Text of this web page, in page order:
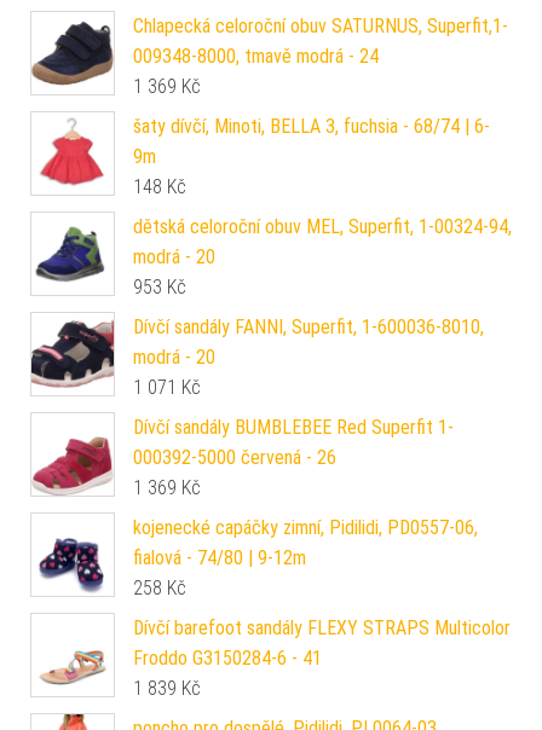
Chlapecká celoroční obuv SATURNUS, Superfit,1-
009348-8000, tmavě modrá - 24
1 369 Kč
šaty dívčí, Minoti, BELLA 3, fuchsia - 68/74 | 6-
9m
148 Kč
dětská celoroční obuv MEL, Superfit, 1-00324-94,
modrá - 20
953 Kč
Dívčí sandály FANNI, Superfit, 1-600036-8010,
modrá - 20
1 071 Kč
Dívčí sandály BUMBLEBEE Red Superfit 1-
000392-5000 červená - 26
1 369 Kč
kojenecké capáčky zimní, Pidilidi, PD0557-06,
fialová - 74/80 | 9-12m
258 Kč
Dívčí barefoot sandály FLEXY STRAPS Multicolor
Froddo G3150284-6 - 41
1 839 Kč